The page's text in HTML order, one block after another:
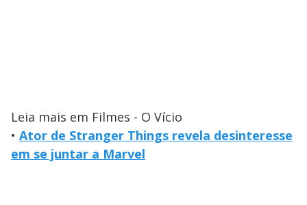
Leia mais em Filmes - O Vício
• Ator de Stranger Things revela desinteresse
em se juntar a Marvel